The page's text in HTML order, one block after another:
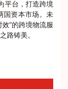
平台，打造跨境
国资本市场。未
”的跨境物流服
路铸美。